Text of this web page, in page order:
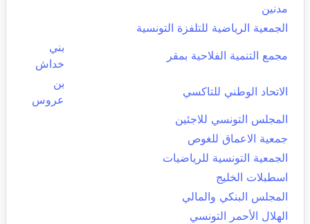
مدنين
الجمعية الرياضية للتلفزة التونسية
مجمع التنمية الفلاحية بمقر
بني
خداش
الاتحاد الوطني للتاكسي
بن
عروس
المجلس التونسي للاجئين
جمعية الاعماق للغوص
الجمعية التونسية للرياضيات
اسطبلات الخليج
المجلس البنكي والمالي
الهلال الأحمر التونسي